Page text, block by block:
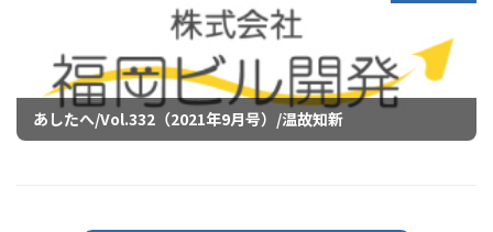
あしたへ/Vol.332（2021年9月号）/温故知新